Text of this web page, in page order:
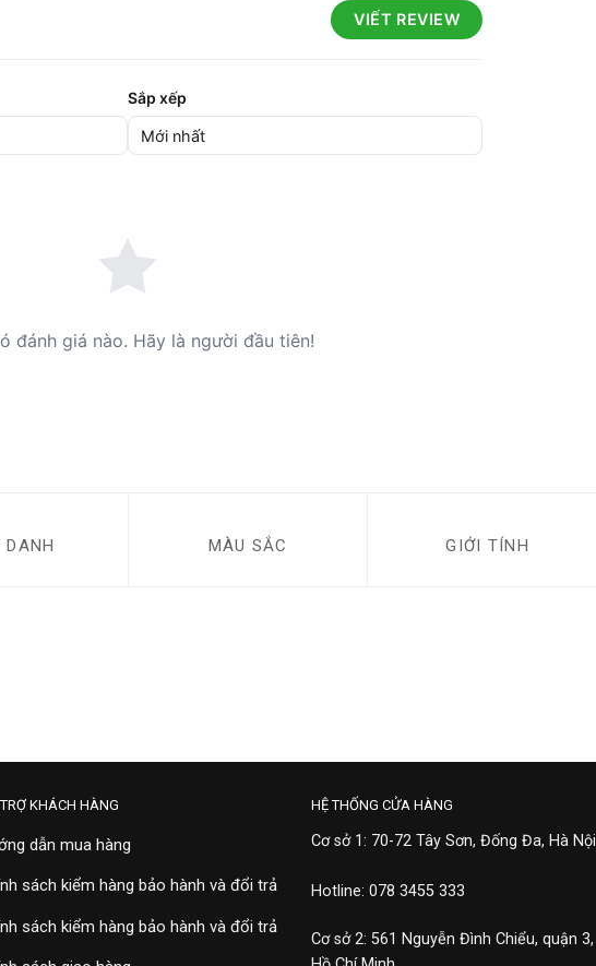
VIẾT REVIEW
Sắp xếp
đánh giá nào. Hãy là người đầu tiên!
DANH MÀU SẮC GIỚI TÍNH
KHÁCH HÀNG
dẫn mua hàng
sách kiểm hàng bảo hành và đổi trả
sách kiểm hàng bảo hành và đổi trả
HỆ THỐNG CỬA HÀNG
Cơ sở 1: 70-72 Tây Sơn, Đống Đa, Hà Nội
Hotline: 078 3455 333
Cơ sở 2: 561 Nguyễn Đình Chiểu, quận 3,